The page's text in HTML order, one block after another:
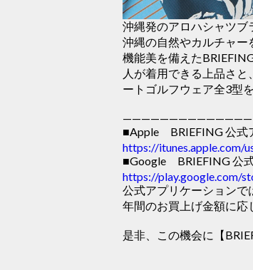
沖縄発のアロハシャツブ
沖縄の自然やカルチャ
機能美を備えた
人が着用できる上品さ
ートゴルフウェア全3型
■Apple BRIEFING 公式
https://itunes.apple.com/
■Google BRIEFING 公
https://play.google.com/
公式アプリケーションで
年間のお買上げ金額に応
是非、この機会に【